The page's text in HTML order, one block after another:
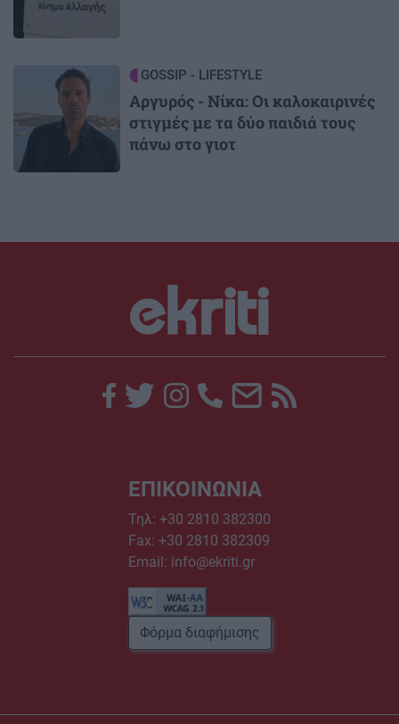
GOSSIP - LIFESTYLE
Αργυρός - Νίκα: Οι καλοκαιρινές
στιγμές με τα δύο παιδιά τους
πάνω στο γιοτ
ΕΠΙΚΟΙΝΩΝΙΑ
Τηλ: +30 2810 382300
Fax: +30 2810 382309
Email: info@ekriti.gr
Φόρμα διαφήμισης